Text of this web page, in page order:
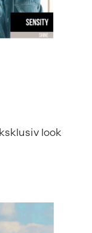
look